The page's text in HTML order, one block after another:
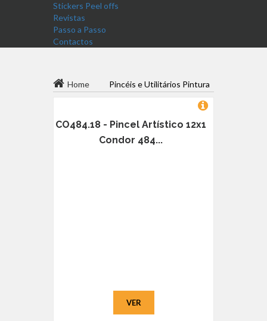
Stickers Peel offs
Revistas
Passo a Passo
Contactos
Home Pincéis e Utilitários Pintura
CO484.18 - Pincel Artístico 12x1
Condor 484...
VER